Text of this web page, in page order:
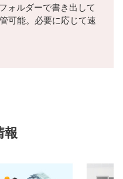
ォルダーで書き出して
可能。必要に応じて速
報